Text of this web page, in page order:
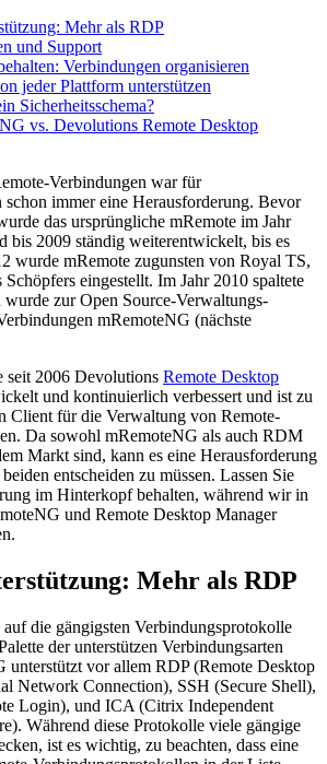
Mehr als RDP
und Support
Verbindungen organisieren
jeder Plattform unterstützen
Sicherheitsschema?
vs. Devolutions Remote Desktop
Verbindungen war für
schon immer eine Herausforderung. Bevor
das ursprüngliche mRemote im Jahr
bis 2009 ständig weiterentwickelt, bis es
wurde mRemote zugunsten von Royal TS,
Schöpfers eingestellt. Im Jahr 2010 spaltete
zur Open Source-Verwaltungs-
mRemoteNG (nächste
seit 2006 Devolutions Remote Desktop
und kontinuierlich verbessert und ist zu
Client für die Verwaltung von Remote-
Da sowohl mRemoteNG als auch RDM
Markt sind, kann es eine Herausforderung
entscheiden zu müssen. Lassen Sie
im Hinterkopf behalten, während wir in
und Remote Desktop Manager
Mehr als RDP
die gängigsten Verbindungsprotokolle
der unterstützen Verbindungsarten
unterstützt vor allem RDP (Remote Desktop
Network Connection), SSH (Secure Shell),
Login), und ICA (Citrix Independent
Während diese Protokolle viele gängige
ist es wichtig, zu beachten, dass eine